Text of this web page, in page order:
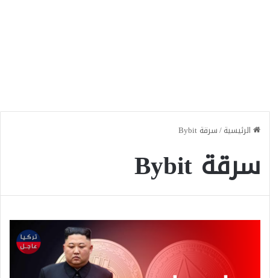
الرئيسية/سرقة Bybit
سرقة Bybit